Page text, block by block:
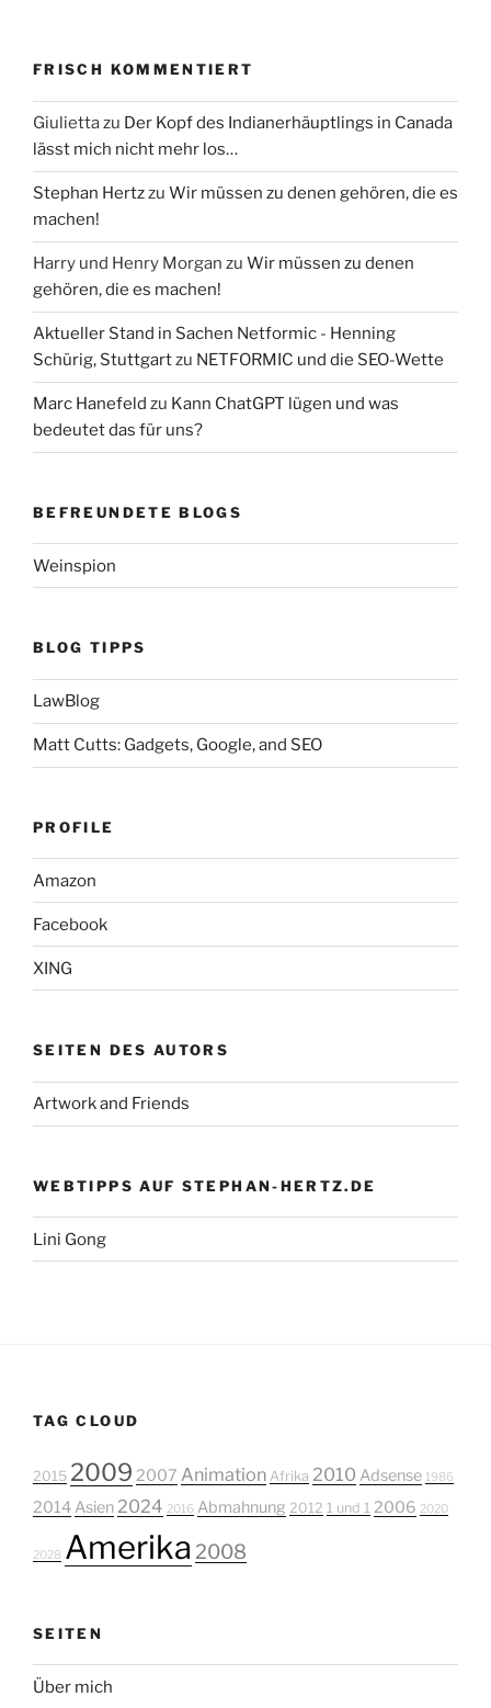
FRISCH KOMMENTIERT
Giuliettazu Der Kopf des Indianerhäuptlings in Canada
lässt mich nicht mehr los…
Stephan Hertzzu Wir müssen zu denen gehören, die es
machen!
Harry und Henry Morgan zu Wir müssen zu denen
gehören, die es machen!
Aktueller Stand in Sachen Netformic - Henning
Schürig, Stuttgartzu NETFORMIC und die SEO-Wette
Marc Hanefeld zu Kann ChatGPT lügen und was
bedeutet das für uns?
BEFREUNDETE BLOGS
Weinspion
BLOG TIPPS
LawBlog
Matt Cutts: Gadgets, Google, and SEO
PROFILE
Amazon
Facebook
XING
SEITEN DES AUTORS
Artwork and Friends
WEBTIPPS AUF STEPHAN-HERTZ.DE
Lini Gong
TAG CLOUD
2015 2009 2007 Animation Afrika 2010 Adsense 1986
2014 Asien 2024 2016 Abmahnung 2012 1 und 1 2006 2020
2028 Amerika 2008
SEITEN
Über mich